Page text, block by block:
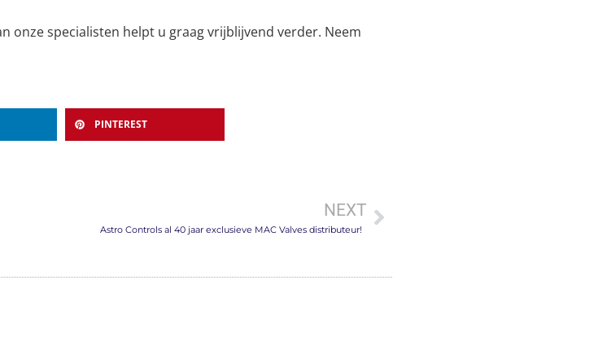
onze specialisten helpt u graag vrijblijvend verder. Neem
PINTEREST
NEXT
Astro Controls al 40 jaar exclusieve MAC Valves distributeur!